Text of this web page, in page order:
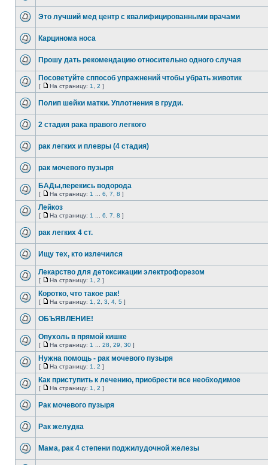
Это лучший мед центр с квалифицированными врачами
Карцинома носа
Прошу дать рекомендацию относительно одного случая
Посоветуйте сппособ упражнений чтобы убрать животик
[ На страницу: 1 2 ]
Полип шейки матки. Уплотнения в груди.
2 стадия рака правого легкого
рак легких и плевры (4 стадия)
рак мочевого пузыря
БАДы,перекись водорода
[ На страницу: 1 6 7 8 ]
Лейкоз
[ На страницу: 1 6 7 8 ]
рак легких 4 ст.
Ищу тех, кто излечился
Лекарство для детоксикации электрофорезом
[ На страницу: 1 2 ]
Коротко, что такое рак!
[ На страницу: 1 2 3 4 5 ]
ОБЪЯВЛЕНИЕ!
Опухоль в прямой кишке
[ На страницу: 1 28 29 30 ]
Нужна помощь - рак мочевого пузыря
[ На страницу: 1 2 ]
Как приступить к лечению, приобрести все необходимое
[ На страницу: 1 2 ]
Рак мочевого пузыря
Рак желудка
Мама, рак 4 степени поджилудочной железы